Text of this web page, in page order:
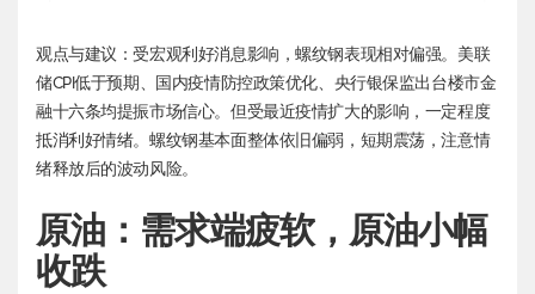
观点与建议：受宏观利好消息影响，螺纹钢表现相对偏强。美联
储CPI低于预期、国内疫情防控政策优化、央行银保监出台楼市金
融十六条均提振市场信心。但受最近疫情扩大的影响，一定程度
抵消利好情绪。螺纹钢基本面整体依旧偏弱，短期震荡，注意情
绪释放后的波动风险。
原油：需求端疲软，原油小幅
收跌